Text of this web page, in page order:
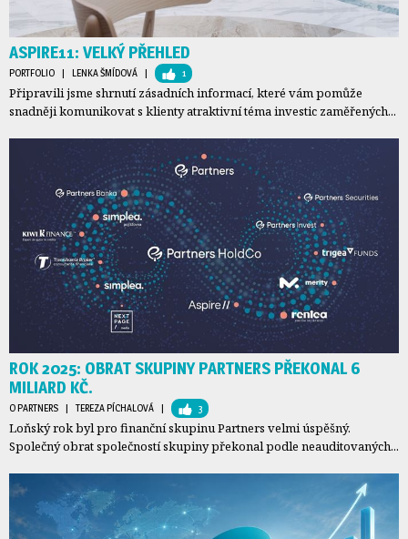
ASPIRE11: VELKÝ PŘEHLED
PORTFOLIO | LENKA ŠMÍDOVÁ | 1
Připravili jsme shrnutí zásadních informací, které vám pomůže
snadněji komunikovat s klienty atraktivní téma investic zaměřených...
ROK 2025: OBRAT SKUPINY PARTNERS PŘEKONAL 6
MILIARD KČ.
O PARTNERS | TEREZA PÍCHALOVÁ | 3
Loňský rok byl pro finanční skupinu Partners velmi úspěšný.
Společný obrat společností skupiny překonal podle neauditovaných...